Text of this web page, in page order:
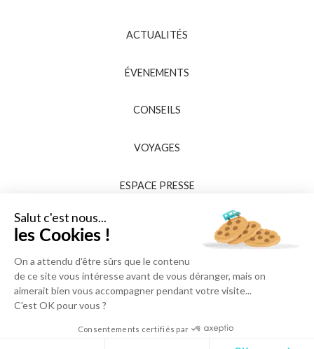
ACTUALITÉS
ÉVENEMENTS
CONSEILS
VOYAGES
ESPACE PRESSE
Salut c'est nous...
les Cookies !
On a attendu d'être sûrs que le contenu
de ce site vous intéresse avant de vous déranger, mais on
aimerait bien vous accompagner pendant votre visite...
C'est OK pour vous ?
Consentements certifiés par